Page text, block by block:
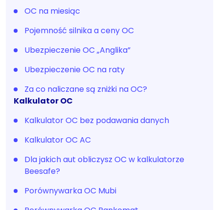
OC na miesiąc
Pojemność silnika a ceny OC
Ubezpieczenie OC „Anglika”
Ubezpieczenie OC na raty
Za co naliczane są zniżki na OC?
Kalkulator OC
Kalkulator OC bez podawania danych
Kalkulator OC AC
Dla jakich aut obliczysz OC w kalkulatorze
Beesafe?
Porównywarka OC Mubi